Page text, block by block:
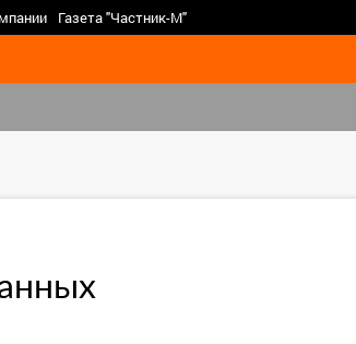
Газета "Частник-М"
>